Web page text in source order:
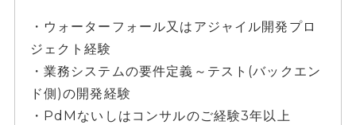
・ウォーターフォール又はアジャイル開発プロ
ジェクト経験
・業務システムの要件定義～テスト(バックエン
ド側)の開発経験
・PdMないしはコンサルのご経験3年以上